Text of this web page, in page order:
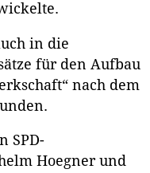
in die
für den Aufbau
nach dem
SPD-
Hoegner und